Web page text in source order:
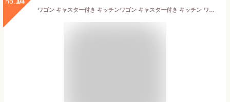
ワゴン キャスター付き キッチンワゴン キャスター付き キッチン ワゴン スチールワゴン キッチンワゴン 天板付き バスケットトローリー 北欧 キッチン収納 おしゃれ ホワイト ブラック ブラウン CMM-WG4084 アイリスオーヤマ